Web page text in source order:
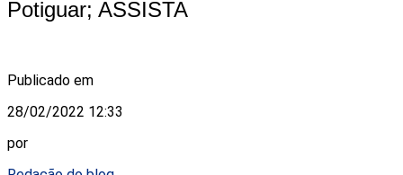
Potiguar; ASSISTA
Publicado em
28/02/2022 12:33
por